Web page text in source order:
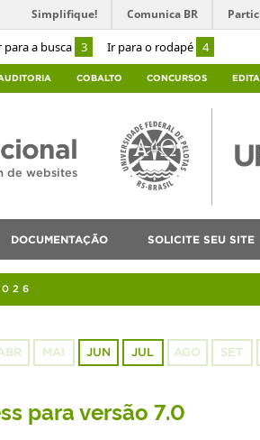
para a busca 3 Ir para o rodapé 4
Simplifique! Comunica BR
COBALTO CONCURSOS
de websites
DOCUMENTAÇÃO SOLICITE SEU SITE
MAI JUN JUL AGO SET
para versão 7.0